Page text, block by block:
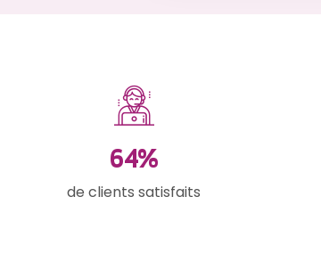
92%
de clients satisfaits